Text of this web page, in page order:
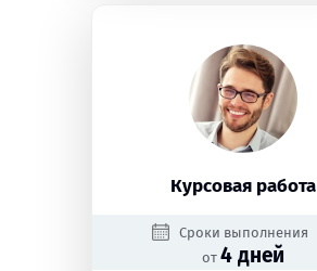
Курсовая работа
Сроки выполнения
от 4 дней